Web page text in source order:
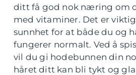
ditt få god nok næring om
med vitaminer. Det er
sunnhet for at både du og
fungerer normalt. Ved å
vil du gi hodebunnen din
håret ditt kan bli tykt og